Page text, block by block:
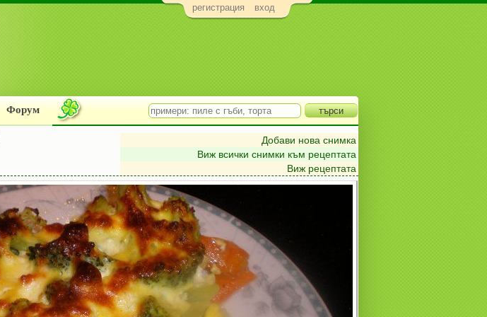
регистрация вход
Форум
Добави нова снимка
Виж всички снимки към рецептата
Виж рецептата